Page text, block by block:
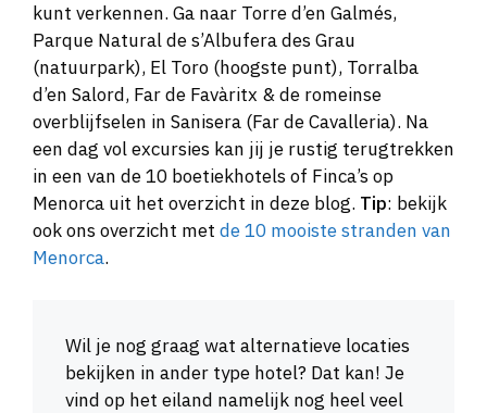
kunt verkennen. Ga naar Torre d’en Galmés,
Parque Natural de s’Albufera des Grau
(natuurpark), El Toro (hoogste punt), Torralba
d’en Salord, Far de Favàritx & de romeinse
overblijfselen in Sanisera (Far de Cavalleria). Na
een dag vol excursies kan jij je rustig terugtrekken
in een van de 10 boetiekhotels of Finca’s op
Menorca uit het overzicht in deze blog. Tip: bekijk
ook ons overzicht met de 10 mooiste stranden van
Menorca.
Wil je nog graag wat alternatieve locaties
bekijken in ander type hotel? Dat kan! Je
vind op het eiland namelijk nog heel veel